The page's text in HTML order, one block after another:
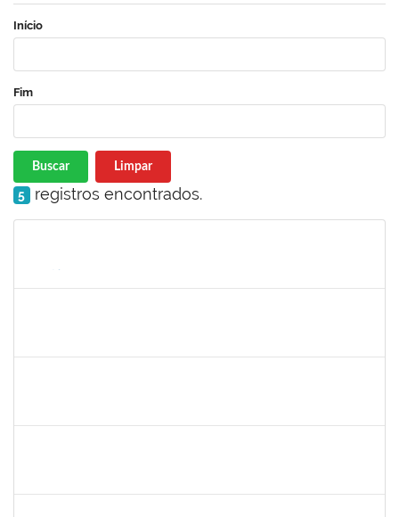
Início
Fim
Buscar Limpar
5 registros encontrados.